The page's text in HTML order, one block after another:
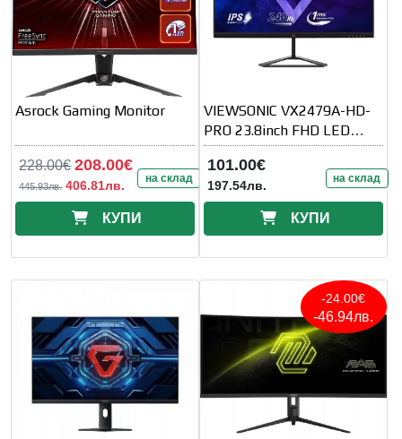
Asrock Gaming Monitor
228.00€ 208.00€
445.93лв. 406.81лв. на склад
КУПИ
VIEWSONIC VX2479A-HD-
PRO 23.8inch FHD LED
180Hz 250nits 1ms
101.00€
197.54лв. на склад
КУПИ
-24.00€
-46.94лв.